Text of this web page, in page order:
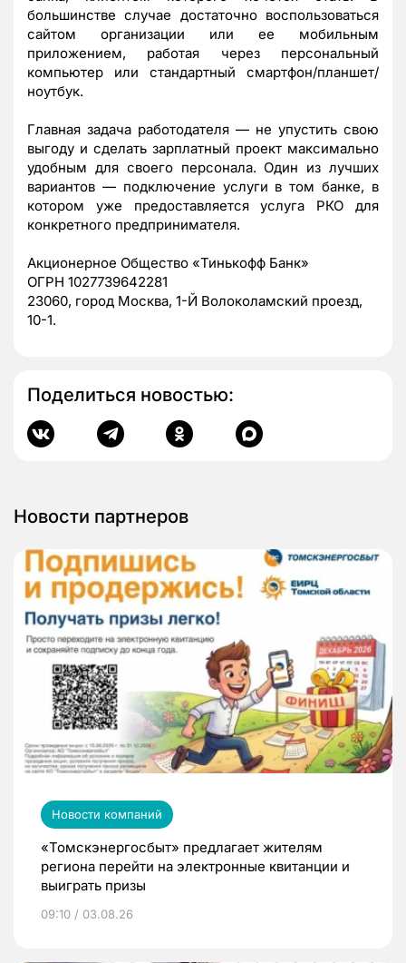
большинстве случае достаточно воспользоваться
сайтом организации или ее мобильным
приложением, работая через персональный
компьютер или стандартный смартфон/планшет/
ноутбук.
Главная задача работодателя — не упустить свою
выгоду и сделать зарплатный проект максимально
удобным для своего персонала. Один из лучших
вариантов — подключение услуги в том банке, в
котором уже предоставляется услуга РКО для
конкретного предпринимателя.
Акционерное Общество «Тинькофф Банк»
ОГРН 1027739642281
23060, город Москва, 1-Й Волоколамский проезд,
10-1.
Поделиться новостью:
Новости партнеров
Новости компаний
«Томскэнергосбыт» предлагает жителям
региона перейти на электронные квитанции и
выиграть призы
09:10 / 03.08.26